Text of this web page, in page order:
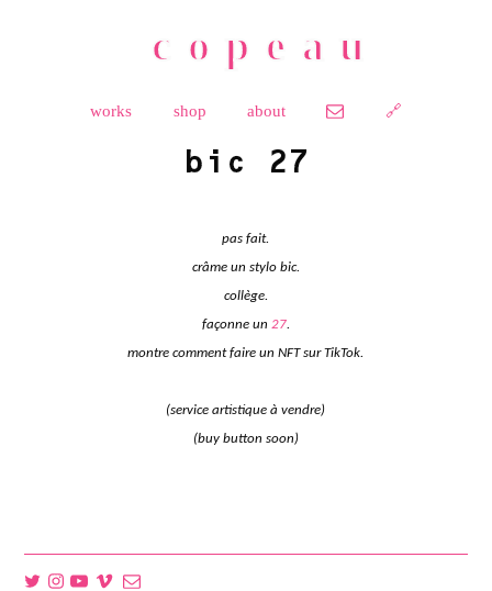
copeau
works shop about 🔗
bic 27
pas fait.
crâme un stylo bic.
collège.
façonne un 27.
montre comment faire un NFT sur TikTok.
(service artistique à vendre)
(buy button soon)